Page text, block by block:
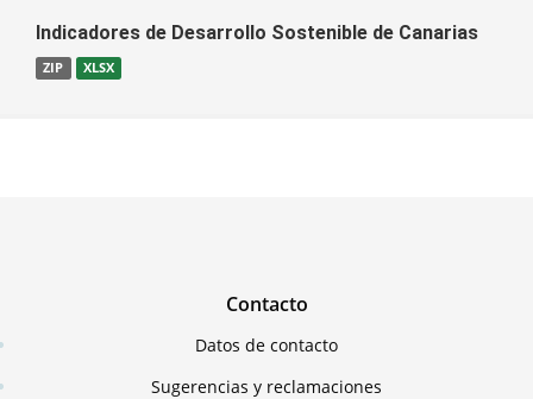
Indicadores de Desarrollo Sostenible de Canarias
ZIP XLSX
Contacto
Datos de contacto
Sugerencias y reclamaciones